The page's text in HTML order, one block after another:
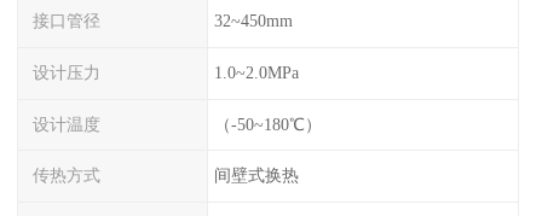
接口管径 32~450mm
设计压力 1.0~2.0MPa
设计温度 （-50~180℃）
传热方式 间壁式换热